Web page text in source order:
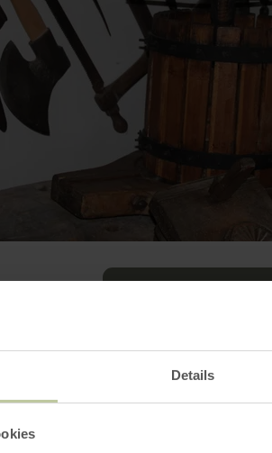
Details
Galerij openen